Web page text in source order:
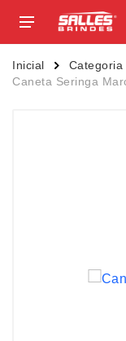
Inicial Categoria
Caneta Seringa